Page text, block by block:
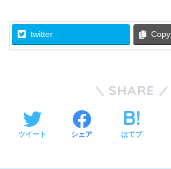
twitter Copy
SHARE
ツイート シェア はてブ